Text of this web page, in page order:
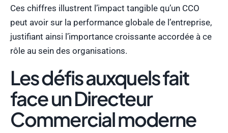
Ces chiffres illustrent l’impact tangible qu’un CCO
peut avoir sur la performance globale de l’entreprise,
justifiant ainsi l’importance croissante accordée à ce
rôle au sein des organisations.
Les défis auxquels fait
face un Directeur
Commercial moderne